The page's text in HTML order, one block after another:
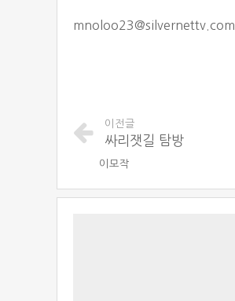
mnoloo23@silvernettv.com
이전글
싸리잿길 탐방
태
그
이모작